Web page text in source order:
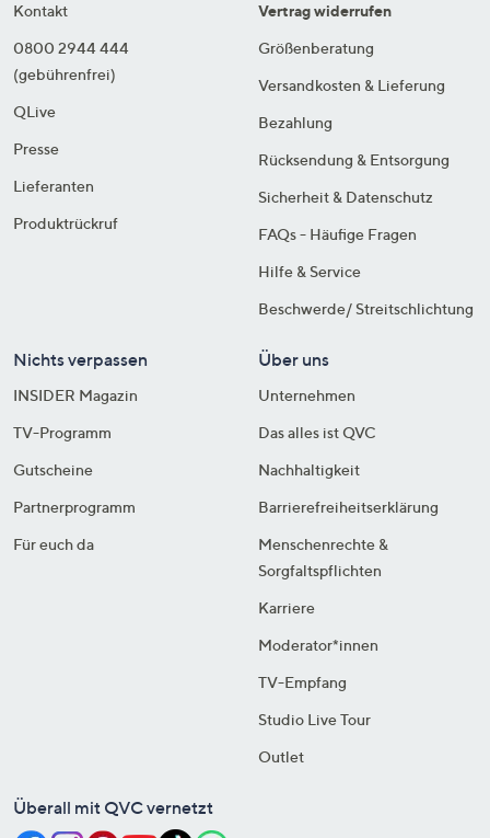
Kontakt
0800 2944 444
(gebührenfrei)
QLive
Presse
Lieferanten
Produktrückruf
Vertrag widerrufen
Größenberatung
Versandkosten & Lieferung
Bezahlung
Rücksendung & Entsorgung
Sicherheit & Datenschutz
FAQs - Häufige Fragen
Hilfe & Service
Beschwerde/ Streitschlichtung
Nichts verpassen
INSIDER Magazin
TV-Programm
Gutscheine
Partnerprogramm
Für euch da
Über uns
Unternehmen
Das alles ist QVC
Nachhaltigkeit
Barrierefreiheitserklärung
Menschenrechte &
Sorgfaltspflichten
Karriere
Moderator*innen
TV-Empfang
Studio Live Tour
Outlet
Überall mit QVC vernetzt